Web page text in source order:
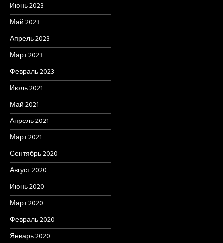
Июнь 2023
Май 2023
Апрель 2023
Март 2023
Февраль 2023
Июль 2021
Май 2021
Апрель 2021
Март 2021
Сентябрь 2020
Август 2020
Июнь 2020
Март 2020
Февраль 2020
Январь 2020